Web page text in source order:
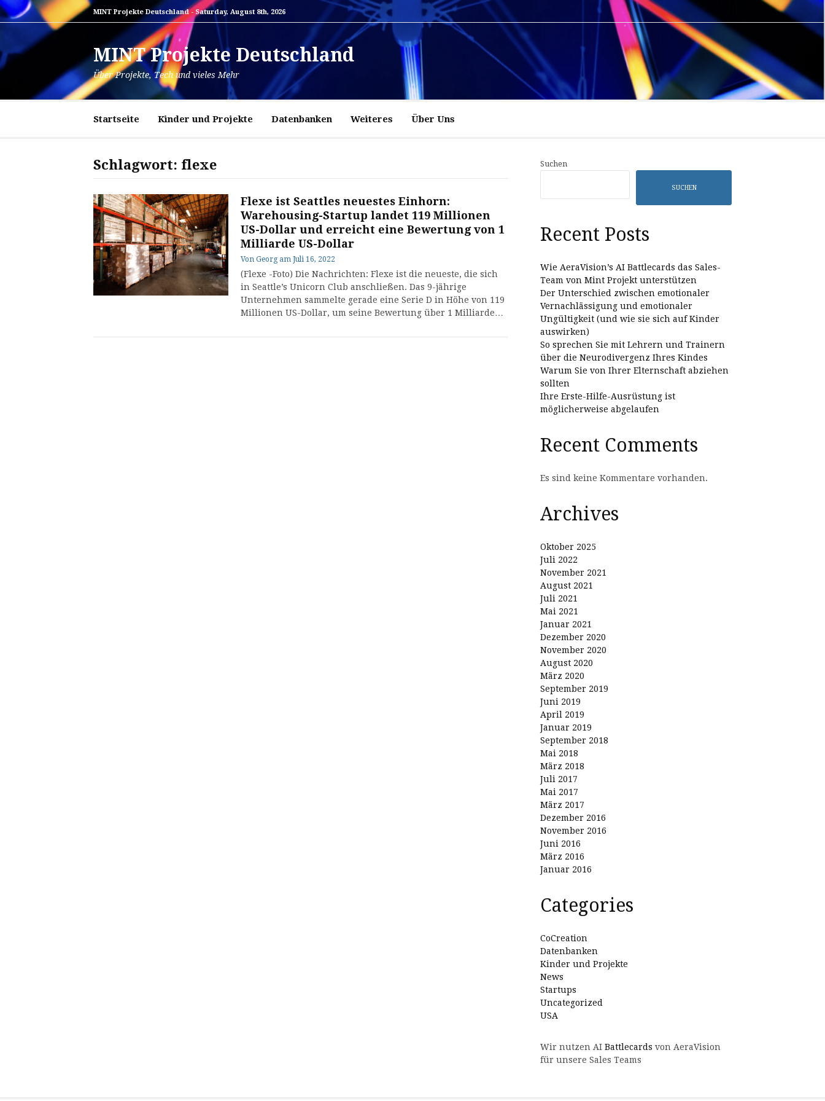
Zum
Inhalt
MINT Projekte Deutschland - Saturday, August 8th, 2026
Policy
Page
MINT Projekte Deutschland
Über Projekte, Tech und vieles Mehr
Startseite Kinder und Projekte Datenbanken Weiteres Über Uns
Schlagwort: flexe
Flexe ist Seattles neuestes Einhorn:
Warehousing-Startup landet 119 Millionen
US-Dollar und erreicht eine Bewertung von 1
Milliarde US-Dollar
Von Georg am Juli 16, 2022
(Flexe -Foto) Die Nachrichten: Flexe ist die neueste, die sich
in Seattle’s Unicorn Club anschließen. Das 9-jährige
Unternehmen sammelte gerade eine Serie D in Höhe von 119
Millionen US-Dollar, um seine Bewertung über 1 Milliarde…
Suchen
SUCHEN
Recent Posts
Wie AeraVision’s AI Battlecards das Sales-
Team von Mint Projekt unterstützen
Der Unterschied zwischen emotionaler
Vernachlässigung und emotionaler
Ungültigkeit (und wie sie sich auf Kinder
auswirken)
So sprechen Sie mit Lehrern und Trainern
über die Neurodivergenz Ihres Kindes
Warum Sie von Ihrer Elternschaft abziehen
sollten
Ihre Erste-Hilfe-Ausrüstung ist
möglicherweise abgelaufen
Recent Comments
Es sind keine Kommentare vorhanden.
Archives
Oktober 2025
Juli 2022
November 2021
August 2021
Juli 2021
Mai 2021
Januar 2021
Dezember 2020
November 2020
August 2020
März 2020
September 2019
Juni 2019
April 2019
Januar 2019
September 2018
Mai 2018
März 2018
Juli 2017
Mai 2017
März 2017
Dezember 2016
November 2016
Juni 2016
März 2016
Januar 2016
Categories
CoCreation
Datenbanken
Kinder und Projekte
News
Startups
Uncategorized
USA
Wir nutzen AI Battlecards von AeraVision
für unsere Sales Teams